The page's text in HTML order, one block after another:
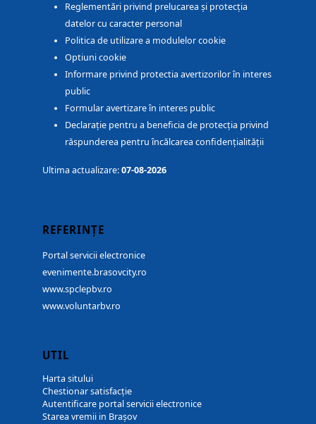
Reglementări privind prelucarea și protecția
datelor cu caracter personal
Politica de utilizare a modulelor cookie
Optiuni cookie
Informare privind protectia avertizorilor în interes
public
Formular avertizare în interes public
Declarație pentru a beneficia de protecția privind
răspunderea pentru încălcarea confidențialității
Ultima actualizare:07-08-2026
REFERINȚE
Portal servicii electronice
evenimente.brasovcity.ro
www.spclepbv.ro
www.voluntarbv.ro
UTIL
Harta sitului
Chestionar satisfacție
Autentificare portal servicii electronice
Starea vremii in Brașov